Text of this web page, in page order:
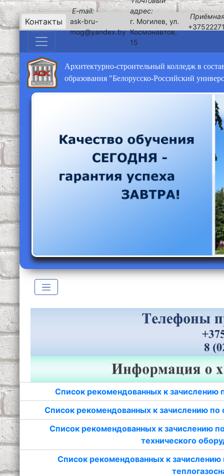
Контакты
E-mail:
ask-bru-
mog@yandex.by
адрес:
г. Могилев, ул.
Космонавтов,
15
Архитектурно-строительный колледж в
образования "Белорусско-Российский
Список рекомендованных к зачислению
Список рекомендованных к зачислению
Список рекомендованных к зачислению
технического
Список рекомендованных к